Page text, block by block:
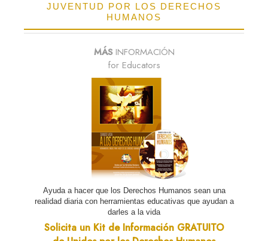
JUVENTUD POR LOS DERECHOS
HUMANOS
MÁSINFORMACIÓN
for Educators
Ayuda a hacer que los Derechos Humanos sean una
realidad diaria con herramientas educativas que ayudan a
darles a la vida
Solicita un Kit de Información GRATUITO